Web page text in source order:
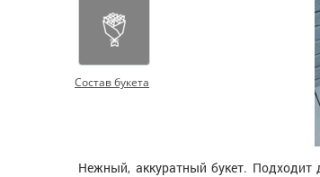
Состав букета
Нежный, аккуратный букет.